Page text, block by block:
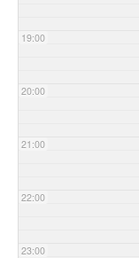
19:00
20:00
21:00
22:00
23:00